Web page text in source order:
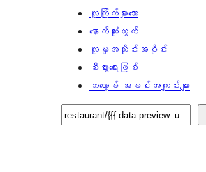
လူကြိုက်များသော
နောက်ဆုံးထွက်
လူမှုအသိုင်းအဝိုင်း
စီးပွားရေးဖြစ်
ဘလော့ခ် အခင်းအကျင်းများ
ရှာ